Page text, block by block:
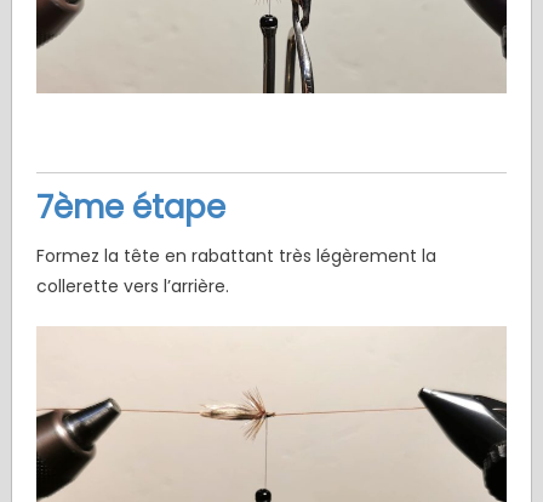
7ème étape
Formez la tête en rabattant très légèrement la
collerette vers l’arrière.